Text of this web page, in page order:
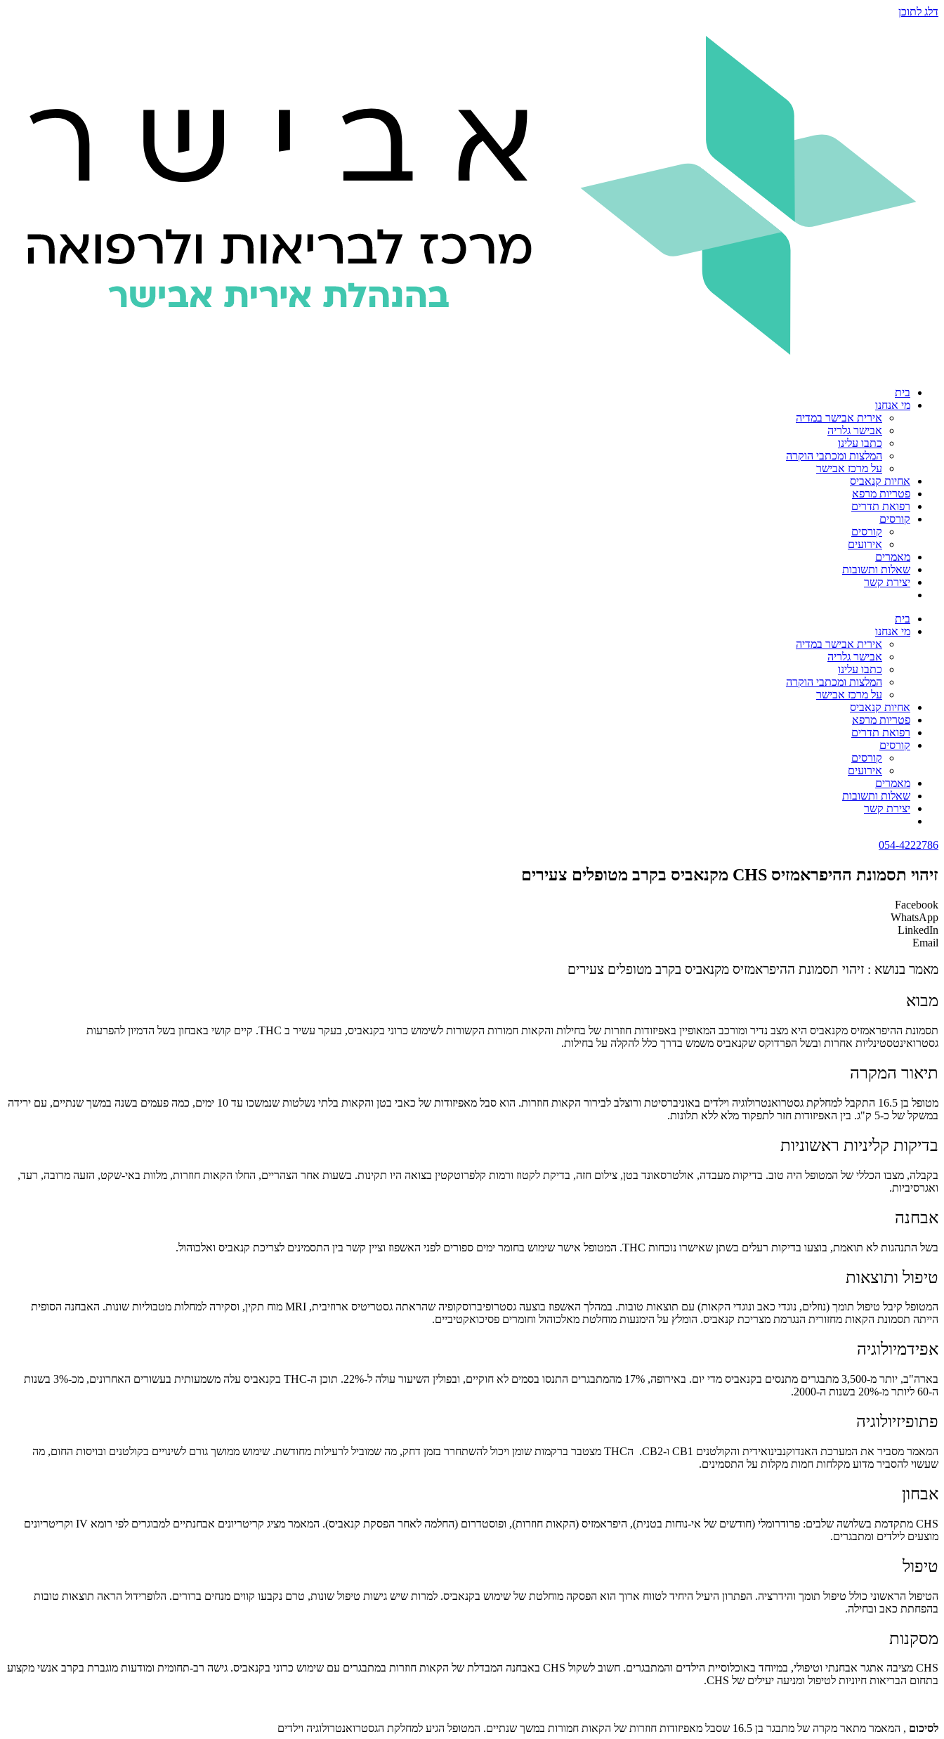
דלג לתוכן
בית
מי אנחנו
אירית אבישר במדיה
אבישר גלריה
כתבו עלינו
המלצות ומכתבי הוקרה
על מרכז אבישר
אחיות קנאביס
פטריות מרפא
רפואת תדרים
קורסים
קורסים
אירועים
מאמרים
שאלות ותשובות
יצירת קשר
בית
מי אנחנו
אירית אבישר במדיה
אבישר גלריה
כתבו עלינו
המלצות ומכתבי הוקרה
על מרכז אבישר
אחיות קנאביס
פטריות מרפא
רפואת תדרים
קורסים
קורסים
אירועים
מאמרים
שאלות ותשובות
יצירת קשר
054-4222786
זיהוי תסמונת ההיפראמזיס CHS מקנאביס בקרב מטופלים צעירים
Facebook
WhatsApp
LinkedIn
Email
מאמר בנושא : זיהוי תסמונת ההיפראמזיס מקנאביס בקרב מטופלים צעירים
מבוא
תסמונת ההיפראמזיס מקנאביס היא מצב נדיר ומורכב המאופיין באפיזודות חוזרות של בחילות והקאות חמורות הקשורות לשימוש כרוני בקנאביס, בעקר עשיר ב THC. קיים קושי באבחון בשל הדמיון להפרעות
גסטרואינטסטינליות אחרות ובשל הפרדוקס שקנאביס משמש בדרך כלל להקלה על בחילות.
תיאור המקרה
מטופל בן 16.5 התקבל למחלקת גסטרואנטרולוגיה וילדים באוניברסיטת ורוצלב לבירור הקאות חוזרות. הוא סבל מאפיזודות של כאבי בטן והקאות בלתי נשלטות שנמשכו עד 10 ימים, כמה פעמים בשנה במשך שנתיים, עם ירידה
במשקל של כ-5 ק"ג. בין האפיזודות חזר לתפקוד מלא ללא תלונות.
בדיקות קליניות ראשוניות
בקבלה, מצבו הכללי של המטופל היה טוב. בדיקות מעבדה, אולטרסאונד בטן, צילום חזה, בדיקת לקטוז ורמות קלפרוטקטין בצואה היו תקינות. בשעות אחר הצהריים, החלו הקאות חוזרות, מלוות באי-שקט, הזעה מרובה, רעד,
ואגרסיביות.
אבחנה
בשל התנהגות לא תואמת, בוצעו בדיקות רעלים בשתן שאישרו נוכחות THC. המטופל אישר שימוש בחומר ימים ספורים לפני האשפוז וציין קשר בין התסמינים לצריכת קנאביס ואלכוהול.
טיפול ותוצאות
המטופל קיבל טיפול תומך (נוזלים, נוגדי כאב ונוגדי הקאות) עם תוצאות טובות. במהלך האשפוז בוצעה גסטרופיברוסקופיה שהראתה גסטריטיס ארוזיבית, MRI מוח תקין, וסקירה למחלות מטבוליות שונות. האבחנה הסופית
הייתה תסמונת הקאות מחזורית הנגרמת מצריכת קנאביס. הומלץ על הימנעות מוחלטת מאלכוהול וחומרים פסיכואקטיביים.
אפידמיולוגיה
בארה"ב, יותר מ-3,500 מתבגרים מתנסים בקנאביס מדי יום. באירופה, 17% מהמתבגרים התנסו בסמים לא חוקיים, ובפולין השיעור עולה ל-22%. תוכן ה-THC בקנאביס עלה משמעותית בעשורים האחרונים, מכ-3% בשנות
ה-60 ליותר מ-20% בשנות ה-2000.
פתופיזיולוגיה
המאמר מסביר את המערכת האנדוקנבינואידית והקולטנים CB1 ו-CB2. הTHC מצטבר ברקמות שומן ויכול להשתחרר בזמן דחק, מה שמוביל לרעילות מחודשת. שימוש ממושך גורם לשינויים בקולטנים ובויסות החום, מה
שעשוי להסביר מדוע מקלחות חמות מקלות על התסמינים.
אבחון
CHS מתקדמת בשלושה שלבים: פרודרומלי (חודשים של אי-נוחות בטנית), היפראמזיס (הקאות חוזרות), ופוסטדרום (החלמה לאחר הפסקת קנאביס). המאמר מציג קריטריונים אבחנתיים למבוגרים לפי רומא IV וקריטריונים
מוצעים לילדים ומתבגרים.
טיפול
הטיפול הראשוני כולל טיפול תומך והידרציה. הפתרון היעיל היחיד לטווח ארוך הוא הפסקה מוחלטת של שימוש בקנאביס. למרות שיש גישות טיפול שונות, טרם נקבעו קווים מנחים ברורים. הלופרידול הראה תוצאות טובות
בהפחתת כאב ובחילה.
מסקנות
CHS מציבה אתגר אבחנתי וטיפולי, במיוחד באוכלוסיית הילדים והמתבגרים. חשוב לשקול CHS באבחנה המבדלת של הקאות חוזרות במתבגרים עם שימוש כרוני בקנאביס. גישה רב-תחומית ומודעות מוגברת בקרב אנשי מקצוע
בתחום הבריאות חיוניות לטיפול ומניעה יעילים של CHS.
לסיכום , המאמר מתאר מקרה של מתבגר בן 16.5 שסבל מאפיזודות חוזרות של הקאות חמורות במשך שנתיים. המטופל הגיע למחלקת הגסטרואנטרולוגיה וילדים